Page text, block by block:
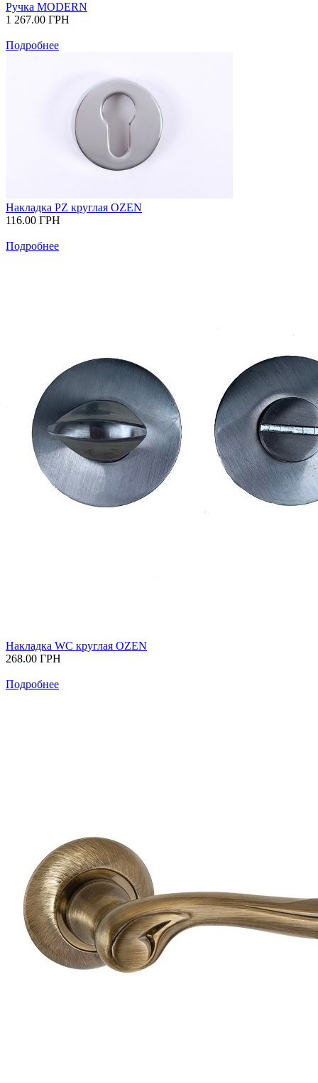
Ручка MODERN
1 267.00 ГРН
Подробнее
Накладка PZ круглая OZEN
116.00 ГРН
Подробнее
Накладка WC круглая OZEN
268.00 ГРН
Подробнее